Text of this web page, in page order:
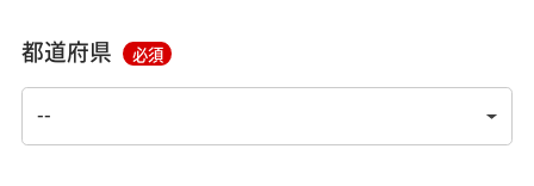
都道府県 必須